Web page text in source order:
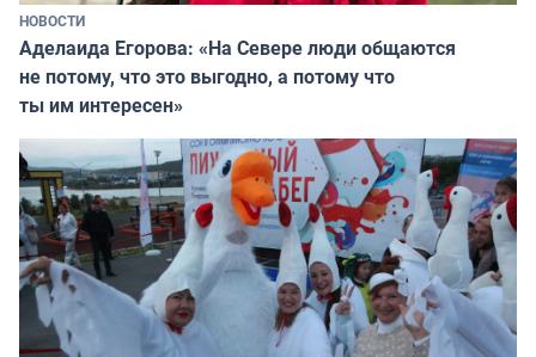
НОВОСТИ
Аделаида Егорова: «На Севере люди общаются
не потому, что это выгодно, а потому что
ты им интересен»